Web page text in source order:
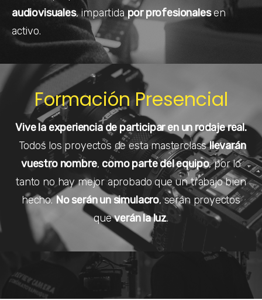
audiovisuales, impartida por profesionalesen
activo.
Formación Presencial
Vive la experiencia de participar en un rodaje real.
Todos los proyectos de esta masterclassllevarán
vuestro nombre, como parte del equipo, por lo
tanto no hay mejor aprobado que un trabajo bien
hecho.No serán un simulacro, serán proyectos
queverán la luz.